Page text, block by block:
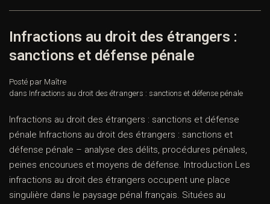
Infractions au droit des étrangers :
sanctions et défense pénale
Posté par Maître
dans Infractions au droit des étrangers : sanctions et défense pénale
Infractions au droit des étrangers : sanctions et défense
pénale Infractions au droit des étrangers : sanctions et
défense pénale – analyse des délits, procédures pénales,
peines encourues et moyens de défense. Introduction Les
infractions au droit des étrangers occupent une place
singulière dans le paysage pénal français. Situées au